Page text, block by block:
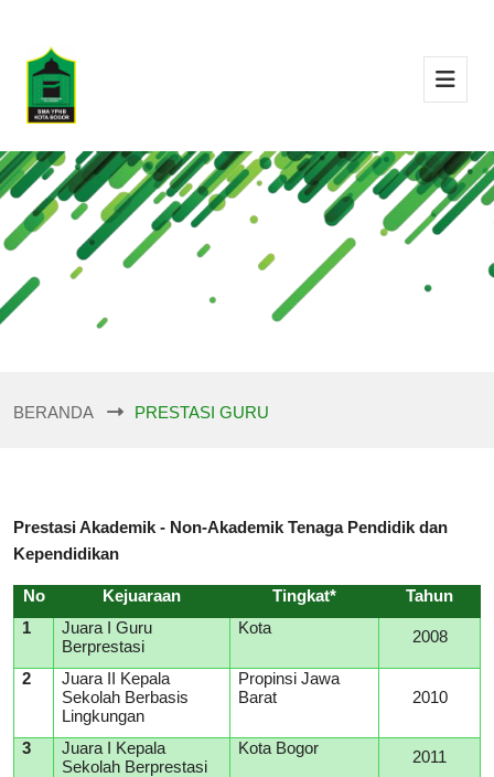
BERANDA PRESTASI GURU
Prestasi Akademik - Non-Akademik Tenaga Pendidik dan
Kependidikan
No Kejuaraan Tingkat*
Tahun
1
Juara I Guru
Berprestasi
Kota 2008
2
Juara II Kepala
Sekolah Berbasis
Lingkungan
Propinsi Jawa
Barat
2010
3
Juara I Kepala
Sekolah Berprestasi
Kota Bogor 2011